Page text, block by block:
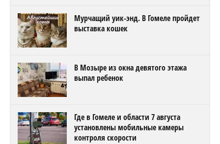
Мурчащий уик-энд. В Гомеле пройдет
выставка кошек
В Мозыре из окна девятого этажа
выпал ребенок
Где в Гомеле и области 7 августа
установлены мобильные камеры
контроля скорости